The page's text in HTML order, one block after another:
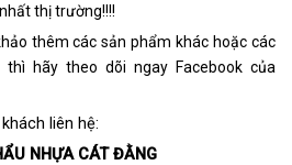
thị trường!!!!
thêm các sản phẩm khác hoặc các
hãy theo dõi ngay Facebook của
liên hệ:
NHỰA CÁT ĐẰNG